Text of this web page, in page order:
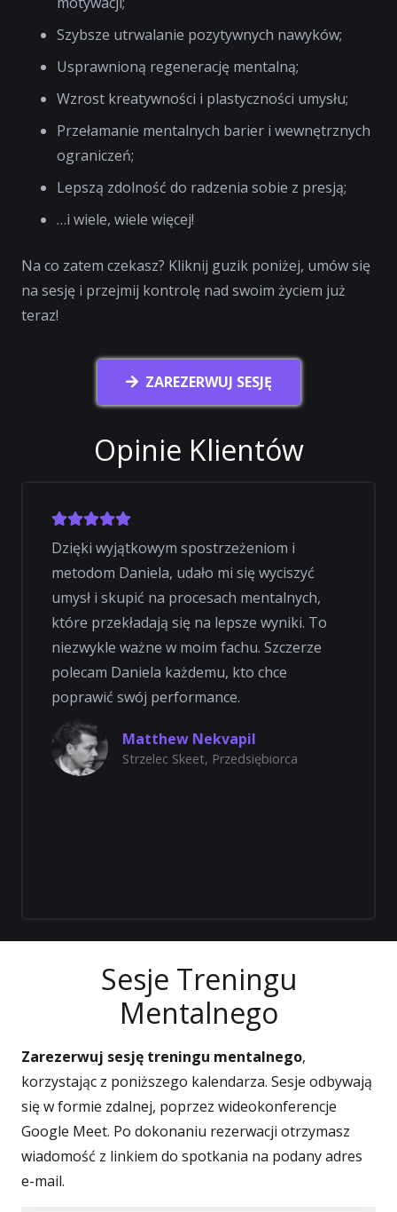
Szybsze utrwalanie pozytywnych nawyków;
Usprawnioną regenerację mentalną;
Wzrost kreatywności i plastyczności umysłu;
Przełamanie mentalnych barier i wewnętrznych
ograniczeń;
Lepszą zdolność do radzenia sobie z presją;
…i wiele, wiele więcej!
Na co zatem czekasz? Kliknij guzik poniżej, umów się
na sesję i przejmij kontrolę nad swoim życiem już
teraz!
ZAREZERWUJ SESJĘ
Opinie Klientów
Dzięki wyjątkowym spostrzeżeniom i
metodom Daniela, udało mi się wyciszyć
umysł i skupić na procesach mentalnych,
które przekładają się na lepsze wyniki. To
niezwykle ważne w moim fachu. Szczerze
polecam Daniela każdemu, kto chce
poprawić swój performance.
Matthew Nekvapil
Strzelec Skeet, Przedsiębiorca
Sesje Treningu
Mentalnego
Zarezerwuj sesję treningu mentalnego,
korzystając z poniższego kalendarza. Sesje odbywają
się w formie zdalnej, poprzez wideokonferencje
Google Meet. Po dokonaniu rezerwacji otrzymasz
wiadomość z linkiem do spotkania na podany adres
e-mail.